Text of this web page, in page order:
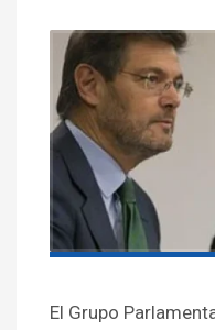
El Grupo